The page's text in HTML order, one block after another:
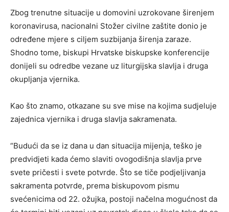
Zbog trenutne situacije u domovini uzrokovane širenjem
koronavirusa, nacionalni Stožer civilne zaštite donio je
određene mjere s ciljem suzbijanja širenja zaraze.
Shodno tome, biskupi Hrvatske biskupske konferencije
donijeli su odredbe vezane uz liturgijska slavlja i druga
okupljanja vjernika.
Kao što znamo, otkazane su sve mise na kojima sudjeluje
zajednica vjernika i druga slavlja sakramenata.
“Budući da se iz dana u dan situacija mijenja, teško je
predvidjeti kada ćemo slaviti ovogodišnja slavlja prve
svete pričesti i svete potvrde. Što se tiče podjeljivanja
sakramenta potvrde, prema biskupovom pismu
svećenicima od 22. ožujka, postoji načelna mogućnost da